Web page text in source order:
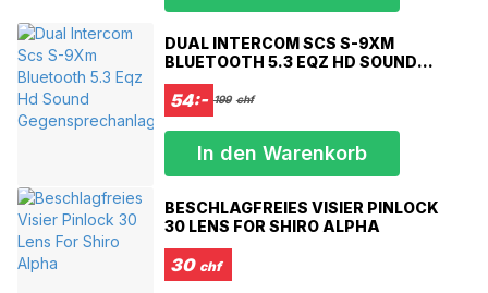
Größenmessungen um die Stirn
XXXS 49-50 cm
XXS 51-52 cm
XS 53-54 cm
S 55-56 cm
XL 61-62 cm
XXL 63-64 cm
XXXL 65-66 cm
DUAL INTERCOM SCS S-9XM
BLUETOOTH 5.3 EQZ HD SOUND
GEGENSPRECHANLAGE
54:- 199 chf
In den Warenkorb
BESCHLAGFREIES VISIER PINLOCK
30 LENS FOR SHIRO ALPHA
30 chf